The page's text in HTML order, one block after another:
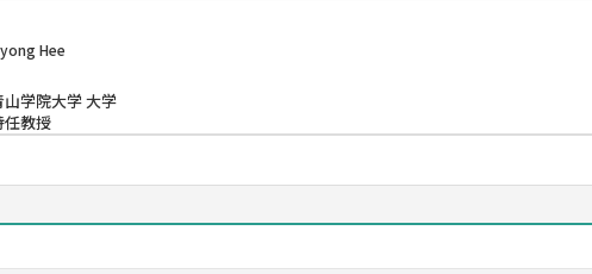
Hee
山学院大学 大学
任教授